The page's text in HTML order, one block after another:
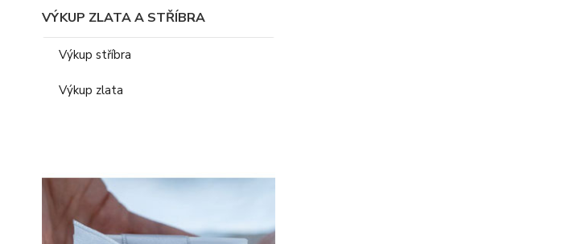
VÝKUP ZLATA A STŘÍBRA
Výkup stříbra
Výkup zlata